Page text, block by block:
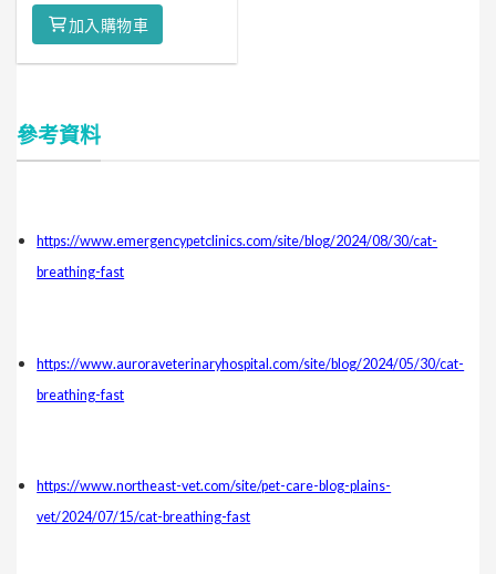
加入購物車
參考資料
https://www.emergencypetclinics.com/site/blog/2024/08/30/cat-
breathing-fast
https://www.auroraveterinaryhospital.com/site/blog/2024/05/30/cat-
breathing-fast
https://www.northeast-vet.com/site/pet-care-blog-plains-
vet/2024/07/15/cat-breathing-fast